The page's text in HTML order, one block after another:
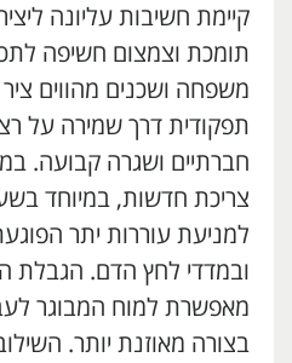
קיימת חשיבות עליונה
תומכת וצמצום חשיפה
משפחה ושכנים מהווים
תפקודית דרך שמירה על
חברתיים ושגרה קבועה.
צריכת חדשות, במיוחד
למניעת עוררות יתר
ובמדדי לחץ הדם. הגבלת
מאפשרת למוח המבוגר
בצורה מאוזנת יותר.